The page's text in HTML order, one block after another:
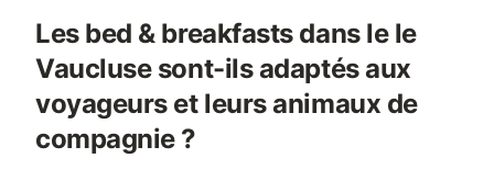
Les bed & breakfasts dans le le
Vaucluse sont-ils adaptés aux
voyageurs et leurs animaux de
compagnie ?